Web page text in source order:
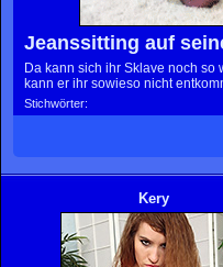
Jeanssitting auf
Da kann sich ihr Sklave noch so
kann er ihr sowieso nicht
Stichwörter:
Kery